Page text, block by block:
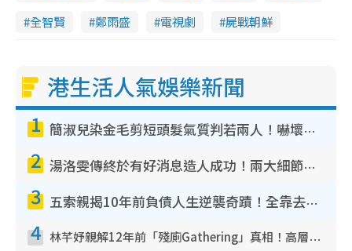
全智賢
鄭雨盛 電視劇 屍戰朝鮮
港生活人氣娛樂新聞
1 簡淑兒染金毛剪短頭髮氣質判若兩人！嚇壞老公麥大力都認唔出：「你做咩事？」
2 湯洛雯傳終於有好消息造人成功！兩大細節曝孕味極濃惹猜測：大肚婆先會咁！
3 五索親揭10年前負債人生逆襲奇蹟！全靠去一地方轉運後即遇上馬先生
4 林芊妤親解12年前「殘廁Gathering」真相！高層解約一句話重創尊嚴至今拒返TVB